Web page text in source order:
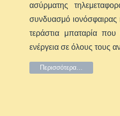
ασύρματης
συνδυασμό ιονόσφαιρας
τεράστια μπαταρία
ενέργεια σε όλους τους
Περισσότερα...